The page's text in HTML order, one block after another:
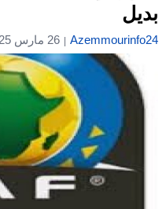
بديل
Azemmourinfo24 26 مارس 2025